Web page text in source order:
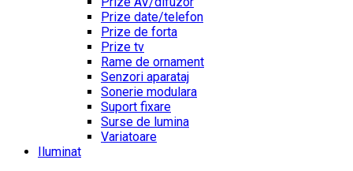
Prize date/telefon
Prize de forta
Prize tv
Rame de ornament
Senzori aparataj
Sonerie modulara
Suport fixare
Surse de lumina
Variatoare
Iluminat